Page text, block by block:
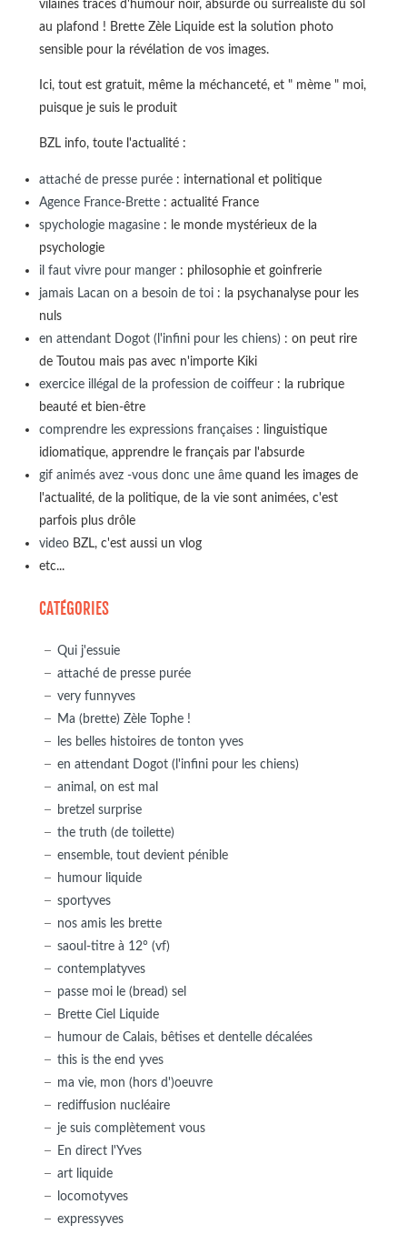
vilaines traces d'humour noir, absurde ou surréaliste du sol
au plafond ! Brette Zèle Liquide est la solution photo
sensible pour la révélation de vos images.
Ici, tout est gratuit, même la méchanceté, et " mème " moi,
puisque je suis le produit
BZL info, toute l'actualité :
attaché de presse purée: international et politique
Agence France-Brette: actualité France
spychologie magasine: le monde mystérieux de la
psychologie
il faut vivre pour manger: philosophie et goinfrerie
jamais Lacan on a besoin de toi: la psychanalyse pour les
nuls
en attendant Dogot (l'infini pour les chiens): on peut rire
de Toutou mais pas avec n'importe Kiki
exercice illégal de la profession de coiffeur: la rubrique
beauté et bien-être
comprendre les expressions françaises: linguistique
idiomatique, apprendre le français par l'absurde
gif animés avez -vous donc une âmequand les images de
l'actualité, de la politique, de la vie sont animées, c'est
parfois plus drôle
videoBZL, c'est aussi un vlog
etc...
CATÉGORIES
Qui j'essuie
attaché de presse purée
very funnyves
Ma (brette) Zèle Tophe !
les belles histoires de tonton yves
en attendant Dogot (l'infini pour les chiens)
animal, on est mal
bretzel surprise
the truth (de toilette)
ensemble, tout devient pénible
humour liquide
sportyves
nos amis les brette
saoul-titre à 12° (vf)
contemplatyves
passe moi le (bread) sel
Brette Ciel Liquide
humour de Calais, bêtises et dentelle décalées
this is the end yves
ma vie, mon (hors d')oeuvre
rediffusion nucléaire
je suis complètement vous
En direct l'Yves
art liquide
locomotyves
expressyves